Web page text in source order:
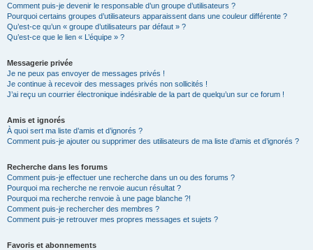
Comment puis-je devenir le responsable d’un groupe d’utilisateurs ?
Pourquoi certains groupes d’utilisateurs apparaissent dans une couleur différente ?
Qu’est-ce qu’un « groupe d’utilisateurs par défaut » ?
Qu’est-ce que le lien « L’équipe » ?
Messagerie privée
Je ne peux pas envoyer de messages privés !
Je continue à recevoir des messages privés non sollicités !
J’ai reçu un courrier électronique indésirable de la part de quelqu’un sur ce forum !
Amis et ignorés
À quoi sert ma liste d’amis et d’ignorés ?
Comment puis-je ajouter ou supprimer des utilisateurs de ma liste d’amis et d’ignorés ?
Recherche dans les forums
Comment puis-je effectuer une recherche dans un ou des forums ?
Pourquoi ma recherche ne renvoie aucun résultat ?
Pourquoi ma recherche renvoie à une page blanche ?!
Comment puis-je rechercher des membres ?
Comment puis-je retrouver mes propres messages et sujets ?
Favoris et abonnements